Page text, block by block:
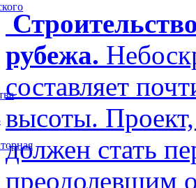
рубежа.
составляет
высоты.
должен стать
преодолевшим